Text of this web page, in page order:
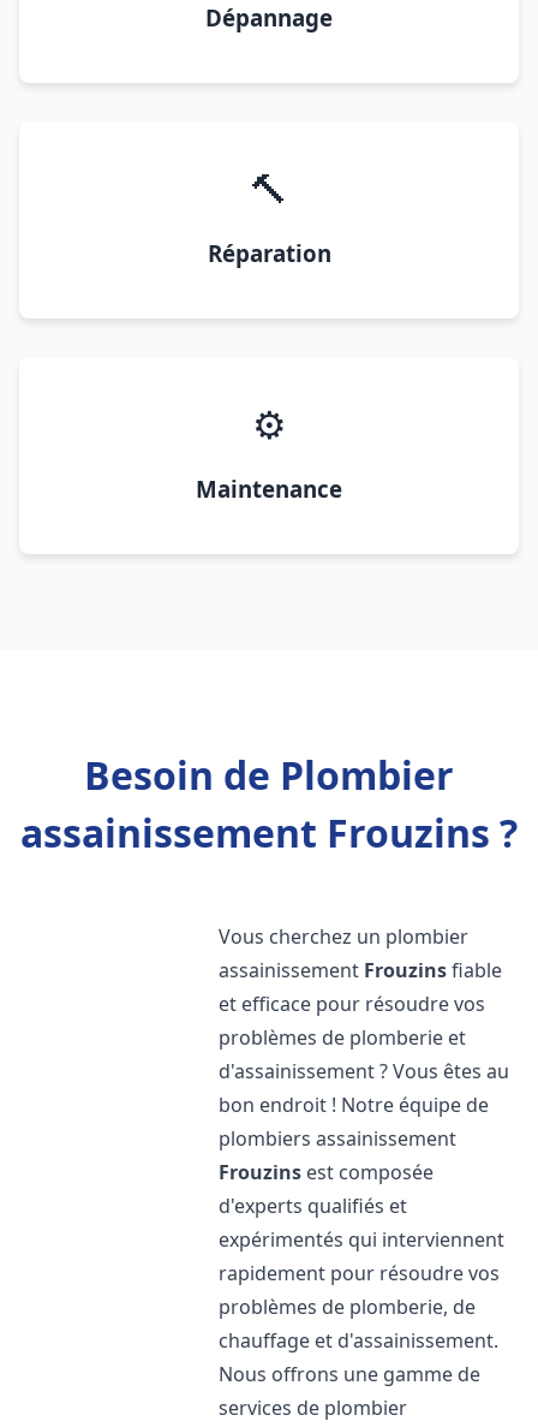
Dépannage
🔨
Réparation
⚙️
Maintenance
Besoin de Plombier
assainissement Frouzins ?
Vous cherchez un plombier
assainissement Frouzinsfiable
et efficace pour résoudre vos
problèmes de plomberie et
d'assainissement ? Vous êtes au
bon endroit ! Notre équipe de
plombiers assainissement
Frouzins est composée
d'experts qualifiés et
expérimentés qui interviennent
rapidement pour résoudre vos
problèmes de plomberie, de
chauffage et d'assainissement.
Nous offrons une gamme de
services de plombier